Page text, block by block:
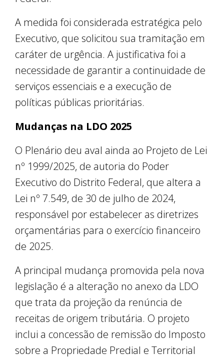
A medida foi considerada estratégica pelo
Executivo, que solicitou sua tramitação em
caráter de urgência. A justificativa foi a
necessidade de garantir a continuidade de
serviços essenciais e a execução de
políticas públicas prioritárias.
Mudanças na LDO 2025
O Plenário deu aval ainda ao Projeto de Lei
nº 1999/2025, de autoria do Poder
Executivo do Distrito Federal, que altera a
Lei nº 7.549, de 30 de julho de 2024,
responsável por estabelecer as diretrizes
orçamentárias para o exercício financeiro
de 2025.
A principal mudança promovida pela nova
legislação é a alteração no anexo da LDO
que trata da projeção da renúncia de
receitas de origem tributária. O projeto
inclui a concessão de remissão do Imposto
sobre a Propriedade Predial e Territorial